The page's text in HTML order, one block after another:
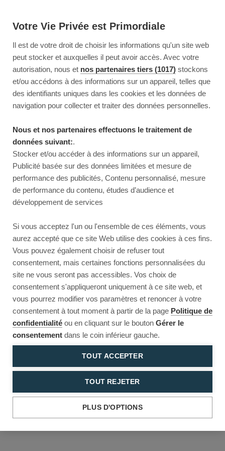
Votre Vie Privée est Primordiale
Il est de votre droit de choisir les informations qu'un site web
peut stocker et auxquelles il peut avoir accès. Avec votre
autorisation, nous et nos partenaires tiers (1017) stockons
et/ou accédons à des informations sur un appareil, telles que
des identifiants uniques dans les cookies et les données de
navigation pour collecter et traiter des données personnelles.
Nous et nos partenaires effectuons le traitement de
données suivant:.
Stocker et/ou accéder à des informations sur un appareil,
Publicité basée sur des données limitées et mesure de
performance des publicités, Contenu personnalisé, mesure
de performance du contenu, études d’audience et
développement de services
Si vous acceptez l'un ou l'ensemble de ces éléments, vous
aurez accepté que ce site Web utilise des cookies à ces fins.
Vous pouvez également choisir de refuser tout
consentement, mais certaines fonctions personnalisées du
site ne vous seront pas accessibles. Vos choix de
consentement s'appliqueront uniquement à ce site web, et
vous pourrez modifier vos paramètres et renoncer à votre
consentement à tout moment à partir de la page Politique de
confidentialité ou en cliquant sur le bouton Gérer le
consentement dans le coin inférieur gauche.
TOUT ACCEPTER
TOUT REJETER
PLUS D'OPTIONS
Reload to try again, or go back.
Reload Back